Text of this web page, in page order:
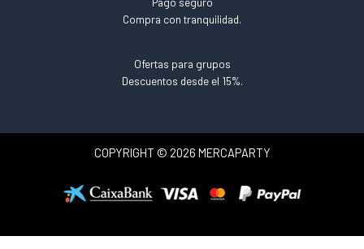
Compra con tranquilidad.
Ofertas para grupos
Descuentos desde el 15%.
COPYRIGHT © 2026 MERCAPARTY